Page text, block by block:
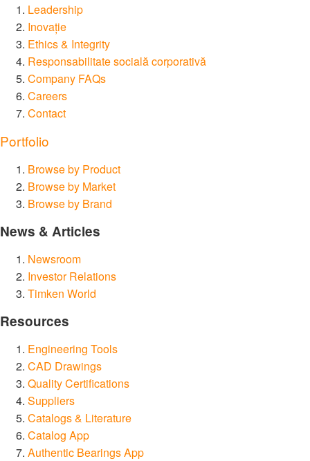
Leadership
Inovație
Ethics & Integrity
Responsabilitate socială corporativă
Company FAQs
Careers
Contact
Portfolio
Browse by Product
Browse by Market
Browse by Brand
News & Articles
Newsroom
Investor Relations
Timken World
Resources
Engineering Tools
CAD Drawings
Quality Certifications
Suppliers
Catalogs & Literature
Catalog App
Authentic Bearings App